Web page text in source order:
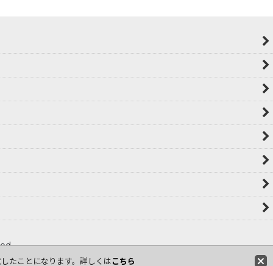
たことになります。詳しくはこちら